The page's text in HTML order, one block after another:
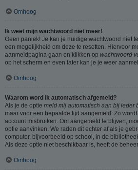
Omhoog
Ik weet mijn wachtwoord niet meer!
Geen paniek! Je kan je huidige wachtwoord niet
een mogelijkheid om deze te resetten. Hiervoor
aanmeldpagina gaan en klikken op wachtwoord
op het scherm en even later kan je je weer
Omhoog
Waarom word ik automatisch afgemeld?
Als je de optie meld mij automatisch aan bij ieder
maar voor een bepaalde tijd aangemeld. Zo
account misbruiken. Om aangemeld te blijven,
optie aanvinken. We raden dit echter af als je
computer, bijvoorbeeld op school, in de
Als deze optie niet beschikbaar is, heeft de
Omhoog